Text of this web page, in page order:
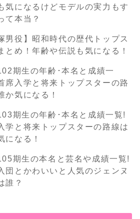
気になるけどモデルの実力もす
て本当？
男役】昭和時代の歴代トップス
とめ！年齢や伝説も気になる！
期生の年齢･本名と成績一
席入学と将来トップスターの路
か気になる！
期生の年齢･本名と成績一覧!
学と将来トップスターの路線は
になる！
期生の本名と芸名や成績一覧!
団とかわいいと人気のジェンヌ
誰？